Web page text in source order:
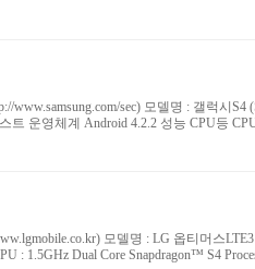
sec) 모델명 : 갤럭시
운영체계 Android 4.2.2 성능 CPU등
모델명 : LG 옵티머스
: 1.5GHz Dual Core Snapdragon™ S4